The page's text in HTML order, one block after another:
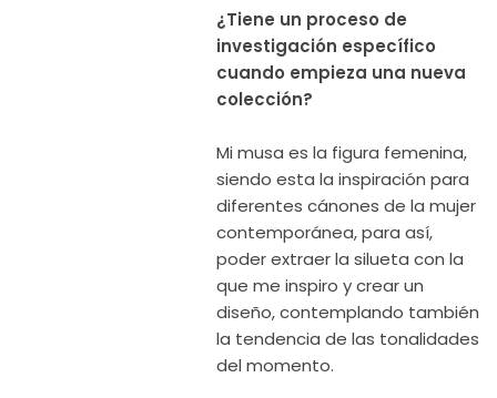
¿Tiene un proceso de
investigación específico
cuando empieza una nueva
colección?
Mi musa es la figura femenina,
siendo esta la inspiración para
diferentes cánones de la mujer
contemporánea, para así,
poder extraer la silueta con la
que me inspiro y crear un
diseño, contemplando también
la tendencia de las tonalidades
del momento.